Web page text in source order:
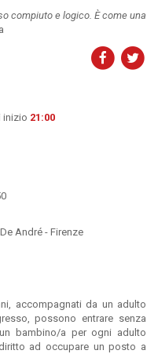
compiuto e logico. È come una
inizio 21:00
André - Firenze
accompagnati da un adulto
possono entrare senza
bambino/a per ogni adulto
ad occupare un posto a